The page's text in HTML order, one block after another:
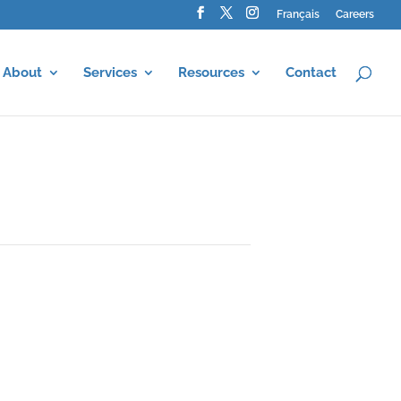
Français Careers
About Services Resources Contact